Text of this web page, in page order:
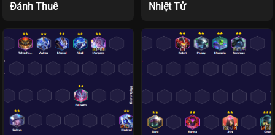
Đánh Thuê
Nhiệt Tử